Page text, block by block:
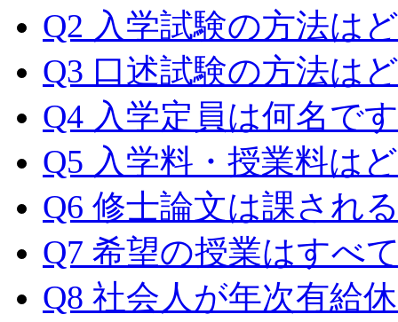
Q2 入学試験の方法は
Q3 口述試験の方法は
Q4 入学定員は何名で
Q5 入学料・授業料は
Q6 修士論文は課され
Q7 希望の授業はすべ
Q8 社会人が年次有給